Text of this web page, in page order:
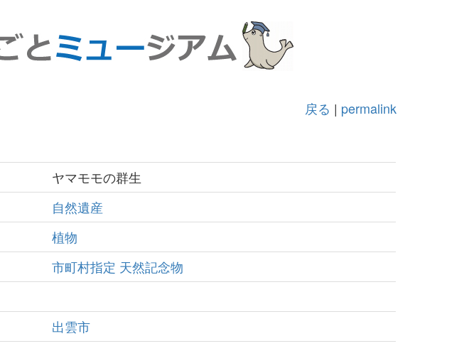
戻る | permalink
ヤマモモの群生
自然遺産
植物
市町村指定 天然記念物
出雲市